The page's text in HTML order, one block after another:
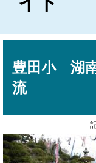
豊田小 湖
流